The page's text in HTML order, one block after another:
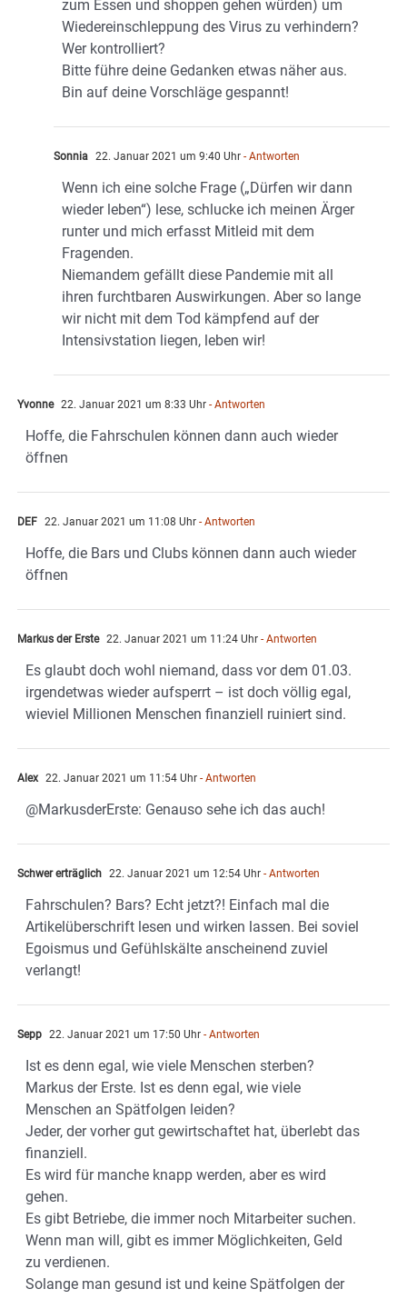
zum Essen und shoppen gehen würden) um
Wiedereinschleppung des Virus zu verhindern?
Wer kontrolliert?
Bitte führe deine Gedanken etwas näher aus.
Bin auf deine Vorschläge gespannt!
Sonnia 22. Januar 2021 um 9:40 Uhr - Antworten
Wenn ich eine solche Frage („Dürfen wir dann
wieder leben“) lese, schlucke ich meinen Ärger
runter und mich erfasst Mitleid mit dem
Fragenden.
Niemandem gefällt diese Pandemie mit all
ihren furchtbaren Auswirkungen. Aber so lange
wir nicht mit dem Tod kämpfend auf der
Intensivstation liegen, leben wir!
Yvonne 22. Januar 2021 um 8:33 Uhr - Antworten
Hoffe, die Fahrschulen können dann auch wieder
öffnen
DEF 22. Januar 2021 um 11:08 Uhr - Antworten
Hoffe, die Bars und Clubs können dann auch wieder
öffnen
Markus der Erste 22. Januar 2021 um 11:24 Uhr - Antworten
Es glaubt doch wohl niemand, dass vor dem 01.03.
irgendetwas wieder aufsperrt – ist doch völlig egal,
wieviel Millionen Menschen finanziell ruiniert sind.
Alex 22. Januar 2021 um 11:54 Uhr - Antworten
@MarkusderErste: Genauso sehe ich das auch!
Schwer erträglich 22. Januar 2021 um 12:54 Uhr - Antworten
Fahrschulen? Bars? Echt jetzt?! Einfach mal die
Artikelüberschrift lesen und wirken lassen. Bei soviel
Egoismus und Gefühlskälte anscheinend zuviel
verlangt!
Sepp 22. Januar 2021 um 17:50 Uhr - Antworten
Ist es denn egal, wie viele Menschen sterben?
Markus der Erste. Ist es denn egal, wie viele
Menschen an Spätfolgen leiden?
Jeder, der vorher gut gewirtschaftet hat, überlebt das
finanziell.
Es wird für manche knapp werden, aber es wird
gehen.
Es gibt Betriebe, die immer noch Mitarbeiter suchen.
Wenn man will, gibt es immer Möglichkeiten, Geld
zu verdienen.
Solange man gesund ist und keine Spätfolgen der